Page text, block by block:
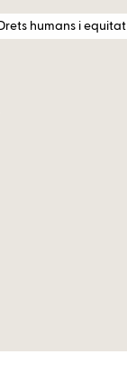
Drets humans i equitat